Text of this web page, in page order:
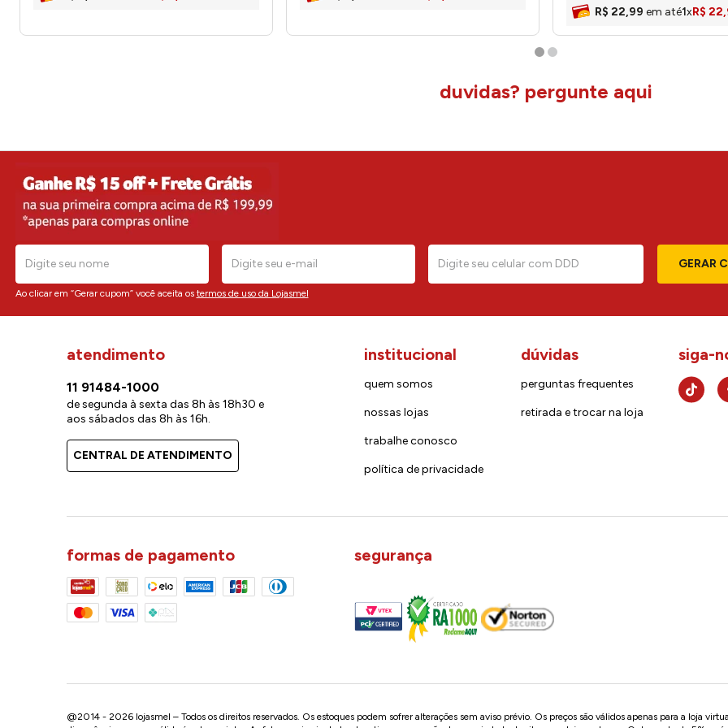
R$ 22,99 em até1xR$ 22,
duvidas? pergunte aqui
GERAR
Ao clicar em “Gerar cupom” você aceita os termos de uso da Lojasmel
atendimento
11 91484-1000
de segunda à sexta das 8h às 18h30 e
aos sábados das 8h às 16h.
CENTRAL DE ATENDIMENTO
institucional
quem somos
nossas lojas
trabalhe conosco
política de privacidade
dúvidas
perguntas frequentes
retirada e trocar na loja
siga-
formas de pagamento segurança
@2014 - 2026 lojasmel – Todos os direitos reservados. Os estoques podem sofrer alterações sem aviso prévio. Os preços são válidos apenas para a loja